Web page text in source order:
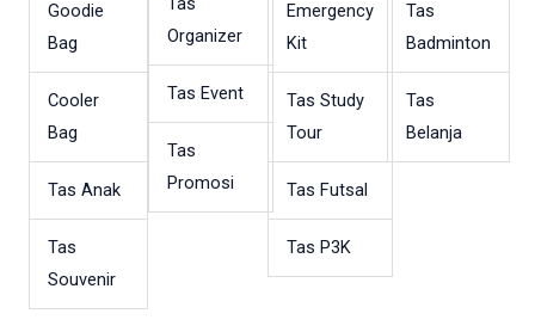
Goodie
Bag
Cooler
Bag
Tas Anak
Tas
Souvenir
Organizer
Tas Event
Tas
Promosi
Emergency
Kit
Tas Study
Tour
Tas Futsal
Tas P3K
Tas
Badminton
Tas
Belanja